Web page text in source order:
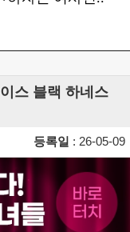
스 블랙 하네스
등록일 : 26-05-09